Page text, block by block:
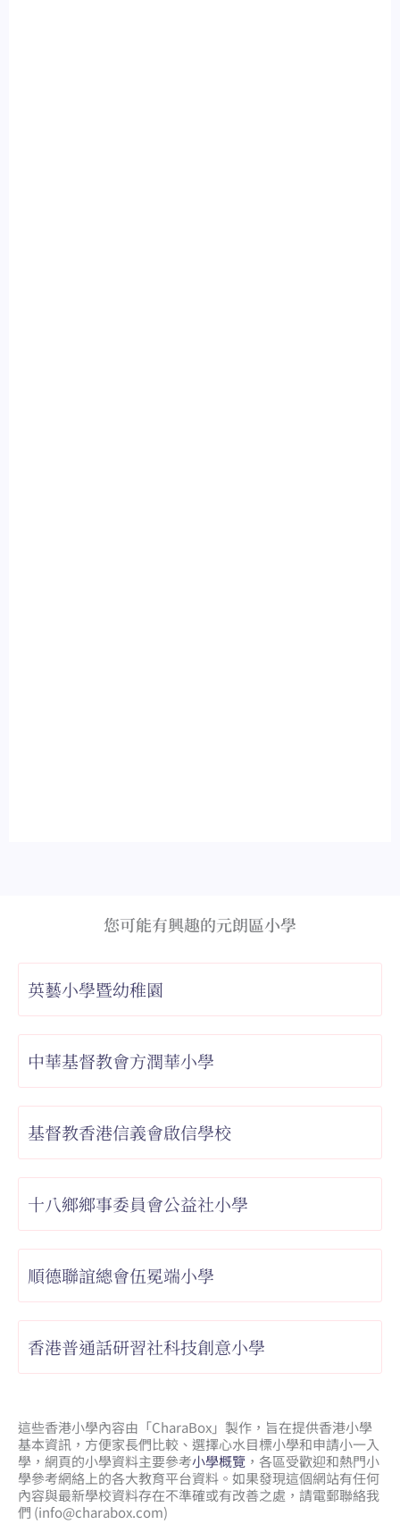
您可能有興趣的元朗區小學
英藝小學暨幼稚園
中華基督教會方潤華小學
基督教香港信義會啟信學校
十八鄉鄉事委員會公益社小學
順德聯誼總會伍冕端小學
香港普通話研習社科技創意小學
這些香港小學內容由「CharaBox」製作，旨在提供香港小學
基本資訊，方便家長們比較、 選擇心水目標小學和申請小一入
學，網頁的小學資料主要參考小學概覽 ，各區受歡迎和熱門小
學參考網絡上的各大教育平台資料。如果發現這個網站有任何
內容與最新學校資料存在不準確或有改善之處，請電郵聯絡我
們 (info@charabox.com)